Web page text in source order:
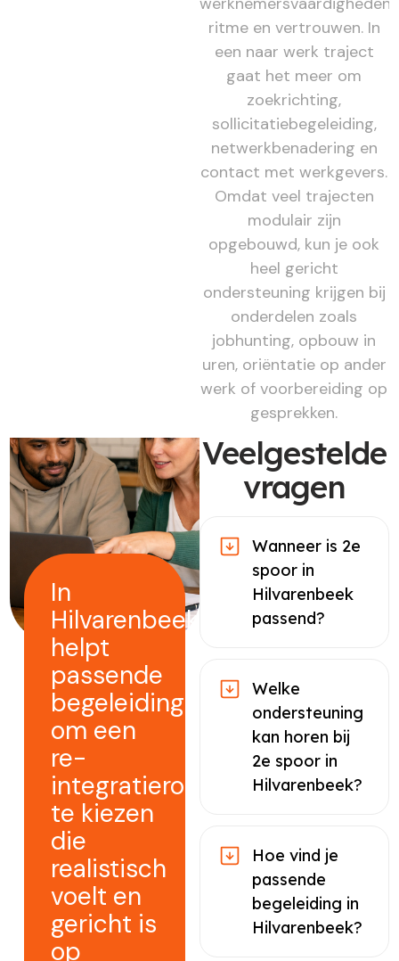
ritme en vertrouwen. In
een naar werk traject
gaat het meer om
zoekrichting,
sollicitatiebegeleiding,
netwerkbenadering en
contact met werkgevers.
Omdat veel trajecten
modulair zijn
opgebouwd, kun je ook
heel gericht
ondersteuning krijgen bij
onderdelen zoals
jobhunting, opbouw in
uren, oriëntatie op ander
werk of voorbereiding op
gesprekken.
In
Hilvarenbeek
helpt
passende
begeleiding
om een
re-
integratieroute
te kiezen
die
realistisch
voelt en
gericht is
op
Veelgestelde
vragen
Wanneer is 2e
spoor in
Hilvarenbeek
passend?
Welke
ondersteuning
kan horen bij
2e spoor in
Hilvarenbeek?
Hoe vind je
passende
begeleiding in
Hilvarenbeek?